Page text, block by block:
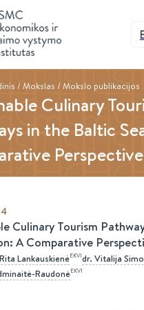
/ Mokslas / Mokslo publikacijos
Culinary
in the Baltic
Perspective
Culinary Tourism
A Comparative
Rita LankauskienėEKVIdr. Vitalija
RaudonėEKVI